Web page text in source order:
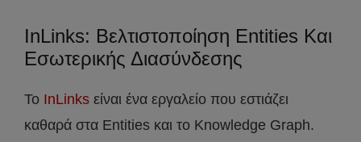
InLinks: Βελτιστοποίηση Entities Και
Εσωτερικής Διασύνδεσης
Το InLinks είναι ένα εργαλείο που εστιάζει
καθαρά στα Entities και το Knowledge Graph.